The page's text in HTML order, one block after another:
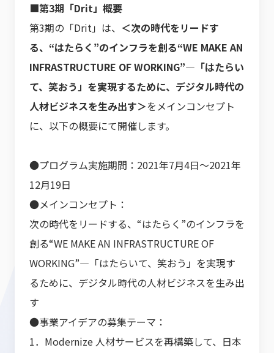
■第3期「Drit」概要
第3期の「Drit」は、 ＜次の時代をリードす
る、“はたらく”のインフラを創る“WE MAKE AN
INFRASTRUCTURE OF WORKING”―「はたらい
て、笑おう」を実現するために、デジタル時代の
人材ビジネスを生み出す＞をメインコンセプト
に、以下の概要にて開催します。
●プログラム実施期間：2021年7月4日～2021年
12月19日
●メインコンセプト：
次の時代をリードする、“はたらく”のインフラを
創る“WE MAKE AN INFRASTRUCTURE OF
WORKING”―「はたらいて、笑おう」を実現す
るために、デジタル時代の人材ビジネスを生み出
す
●事業アイデアの募集テーマ：
1．Modernize 人材サービスを再構築して、日本